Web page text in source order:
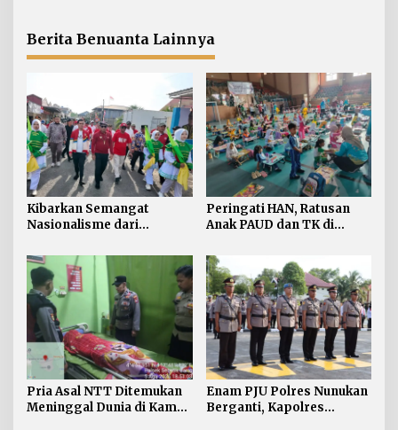
Berita Benuanta Lainnya
Kibarkan Semangat
Nasionalisme dari
Merah Putih 81 Meter
Dibentangkan di Sebatik
Peringati HAN, Ratusan
Anak PAUD dan TK di
Lomba Menggambar dan
Mewarnai
Pria Asal NTT Ditemukan
Meninggal Dunia di Kamar
Enam PJU Polres Nunukan
Berganti, Kapolres